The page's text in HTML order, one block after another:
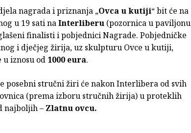
nagrada i priznanja „Ovca u kutiji“ bit će na
u 19 sati naInterliberu (pozornica u paviljonu
finalisti i pobjednici Nagrade. Pobjedničke
i dječjeg žirija, uz skulpturu Ovce u kutiji,
iznosu od 1000 eura.
posebni stručni žiri će nakon Interlibera od svih
(prema izboru stručnih žirija) u proteklih
najboljih – Zlatnu ovcu.